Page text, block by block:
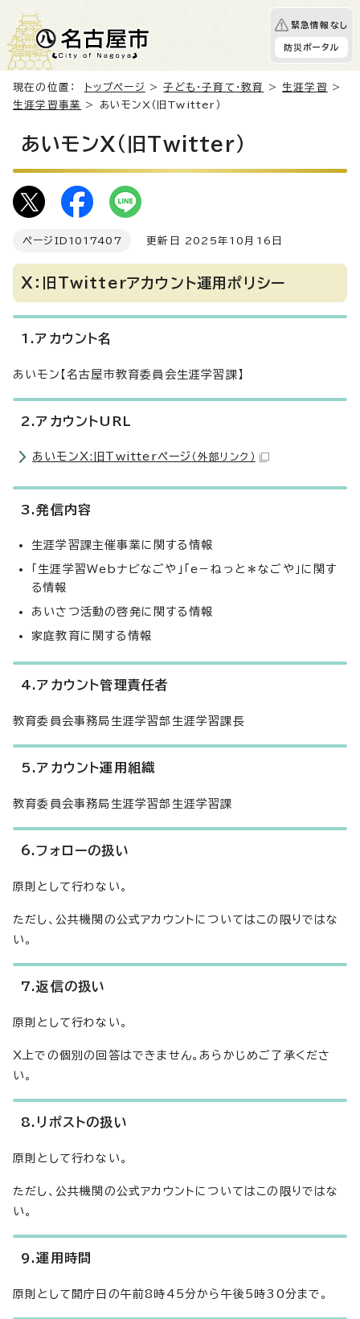
緊急情報なし
防災ポータル
現在の位置： トップページ >子ども・子育て・教育 >生涯学習
>
生涯学習事業
> あいモンX（旧Twitter）
あいモンX（旧Twitter）
ページID 1017407 更新日 2025年10月16日
X：旧Twitterアカウント運用ポリシー
1.アカウント名
あいモン【名古屋市教育委員会生涯学習課】
2.アカウントURL
あいモンX:旧Twitterページ （外部リンク）
3.発信内容
生涯学習課主催事業に関する情報
「生涯学習Webナビなごや」「e－ねっと＊なごや」に関す
る情報
あいさつ活動の啓発に関する情報
家庭教育に関する情報
4.アカウント管理責任者
教育委員会事務局生涯学習部生涯学習課長
5.アカウント運用組織
教育委員会事務局生涯学習部生涯学習課
6.フォローの扱い
原則として行わない。
ただし、公共機関の公式アカウントについてはこの限りではな
い。
7.返信の扱い
原則として行わない。
X上での個別の回答はできません。あらかじめご了承くださ
い。
8.リポストの扱い
原則として行わない。
ただし、公共機関の公式アカウントについてはこの限りではな
い。
9.運用時間
原則として開庁日の午前8時45分から午後5時30分まで。